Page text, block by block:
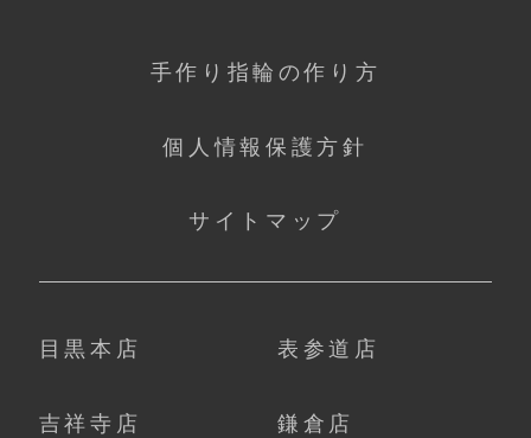
手作り指輪の作り方
個人情報保護方針
サイトマップ
目黒本店 表参道店
吉祥寺店 鎌倉店